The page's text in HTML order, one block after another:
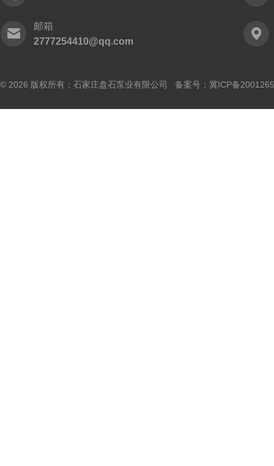
邮箱
2777254410@qq.com
© 2026 版权所有：石家庄盘石泵业有限公司 备案号： 冀ICP备